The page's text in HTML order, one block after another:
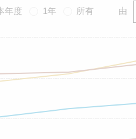
年度 1年 所有 由